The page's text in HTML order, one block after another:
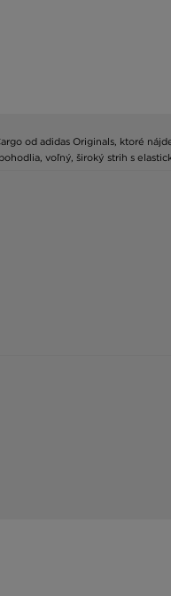
od adidas Originals, ktoré
voľný, široký strih s